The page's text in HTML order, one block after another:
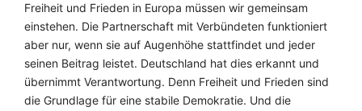
Freiheit und Frieden in Europa müssen wir gemeinsam
einstehen. Die Partnerschaft mit Verbündeten funktioniert
aber nur, wenn sie auf Augenhöhe stattfindet und jeder
seinen Beitrag leistet. Deutschland hat dies erkannt und
übernimmt Verantwortung. Denn Freiheit und Frieden sind
die Grundlage für eine stabile Demokratie. Und die